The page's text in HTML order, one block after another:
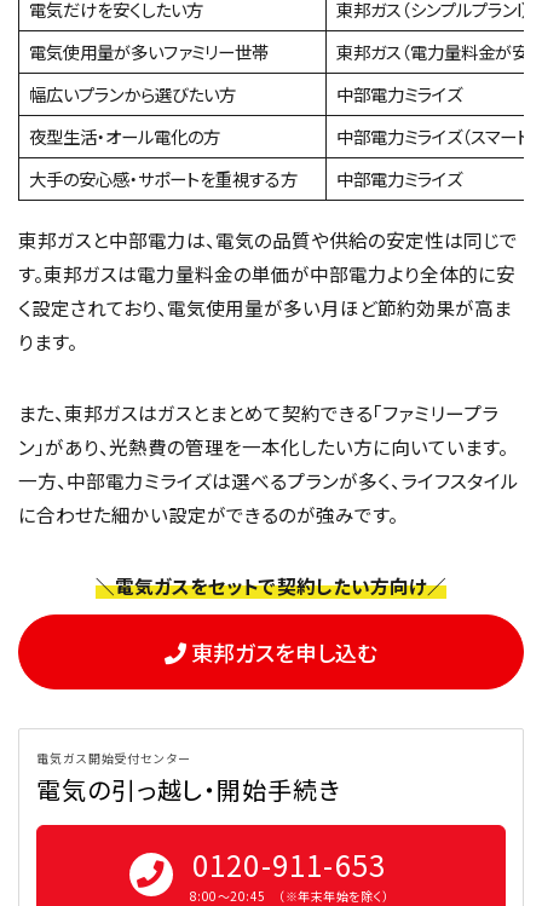
電気だけを安くしたい方
東邦ガス（シンプルプランI）
電気使用量が多いファミリー世帯
東邦ガス（電力量料金が安
幅広いプランから選びたい方
中部電力ミライズ
夜型生活・オール電化の方
中部電力ミライズ（スマート
大手の安心感・サポートを重視する方
中部電力ミライズ
東邦ガスと中部電力は、電気の品質や供給の安定性は同じで
す。東邦ガスは電力量料金の単価が中部電力より全体的に安
く設定されており、電気使用量が多い月ほど節約効果が高ま
ります。
また、東邦ガスはガスとまとめて契約できる「ファミリープラ
ン」があり、光熱費の管理を一本化したい方に向いています。
一方、中部電力ミライズは選べるプランが多く、ライフスタイル
に合わせた細かい設定ができるのが強みです。
＼電気ガスをセットで契約したい方向け／
東邦ガスを申し込む
電気ガス開始受付センター
電気の引っ越し・開始手続き
0120-911-653
8:00〜20:45 （※年末年始を除く）